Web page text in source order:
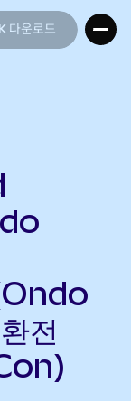
다운로드
전